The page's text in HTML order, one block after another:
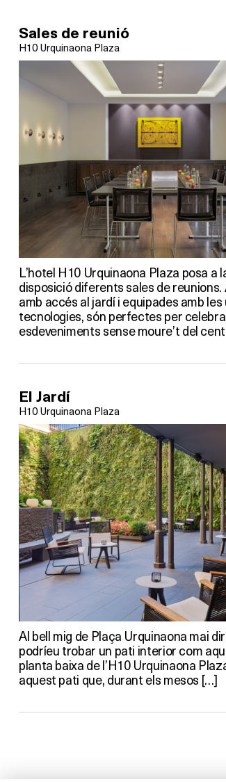
Sales de reunió
H10 Urquinaona Plaza
L’hotel H10 Urquinaona Plaza posa a
disposició diferents sales de reunions.
amb accés al jardí i equipades amb
tecnologies, són perfectes per
esdeveniments sense moure’t del
El Jardí
H10 Urquinaona Plaza
Al bell mig de Plaça Urquinaona mai
podríeu trobar un pati interior com
planta baixa de l’H10 Urquinaona
aquest pati que, durant els mesos […]